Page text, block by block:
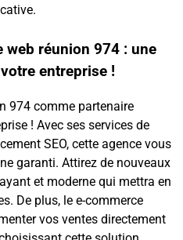
web réunion 974 : une
entreprise !
974 comme partenaire
! Avec ses services de
SEO, cette agence vous
garanti. Attirez de nouveaux
et moderne qui mettra en
De plus, le e-commerce
vos ventes directement